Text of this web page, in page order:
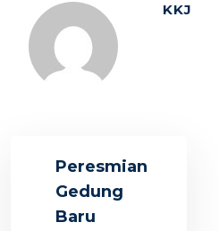
KKJ
Peresmian
Gedung
Baru